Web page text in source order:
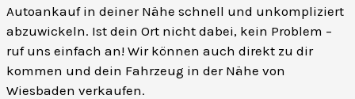
Autoankauf in deiner Nähe schnell und unkompliziert
abzuwickeln. Ist dein Ort nicht dabei, kein Problem –
ruf uns einfach an! Wir können auch direkt zu dir
kommen und dein Fahrzeug in der Nähe von
Wiesbaden verkaufen.